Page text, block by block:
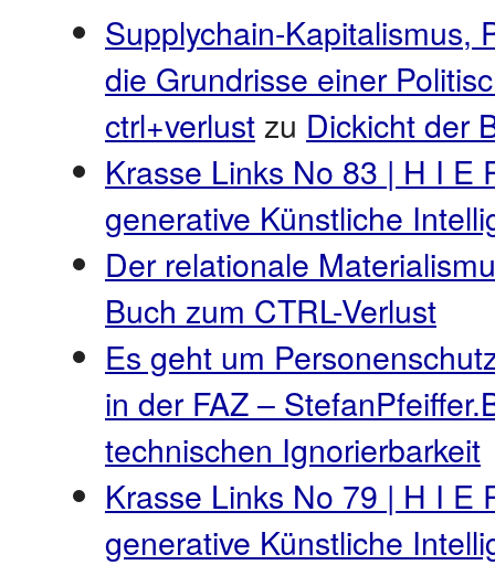
Supplychain-Kapitalismus,
die Grundrisse einer
ctrl+verlustzu Dickicht der
Krasse Links No 83 | H I E
generative Künstliche
Der relationale
Buch zum CTRL-Verlust
Es geht um
in der FAZ –
technischen Ignorierbarkeit
Krasse Links No 79 | H I E
generative Künstliche